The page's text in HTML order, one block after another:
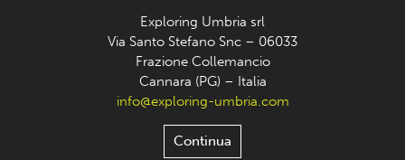
Exploring Umbria srl
Via Santo Stefano Snc – 06033
Frazione Collemancio
Cannara (PG) – Italia
info@exploring-umbria.com
Continua